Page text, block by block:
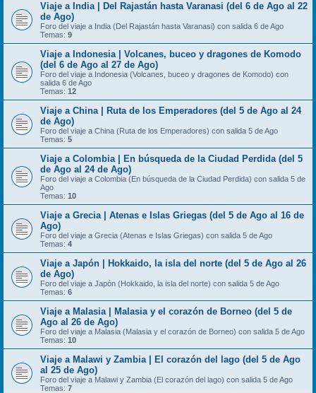
Viaje a India | Del Rajastán hasta Varanasi (del 6 de Ago al 22
de Ago)
Foro del viaje a India (Del Rajastán hasta Varanasi) con salida 6 de Ago
Temas: 9
Viaje a Indonesia | Volcanes, buceo y dragones de Komodo
(del 6 de Ago al 27 de Ago)
Foro del viaje a Indonesia (Volcanes, buceo y dragones de Komodo) con
salida 6 de Ago
Temas: 12
Viaje a China | Ruta de los Emperadores (del 5 de Ago al 24
de Ago)
Foro del viaje a China (Ruta de los Emperadores) con salida 5 de Ago
Temas: 5
Viaje a Colombia | En búsqueda de la Ciudad Perdida (del 5
de Ago al 24 de Ago)
Foro del viaje a Colombia (En búsqueda de la Ciudad Perdida) con salida 5 de
Ago
Temas: 10
Viaje a Grecia | Atenas e Islas Griegas (del 5 de Ago al 16 de
Ago)
Foro del viaje a Grecia (Atenas e Islas Griegas) con salida 5 de Ago
Temas: 4
Viaje a Japón | Hokkaido, la isla del norte (del 5 de Ago al 26
de Ago)
Foro del viaje a Japón (Hokkaido, la isla del norte) con salida 5 de Ago
Temas: 6
Viaje a Malasia | Malasia y el corazón de Borneo (del 5 de
Ago al 26 de Ago)
Foro del viaje a Malasia (Malasia y el corazón de Borneo) con salida 5 de Ago
Temas: 10
Viaje a Malawi y Zambia | El corazón del lago (del 5 de Ago
al 25 de Ago)
Foro del viaje a Malawi y Zambia (El corazón del lago) con salida 5 de Ago
Temas: 7